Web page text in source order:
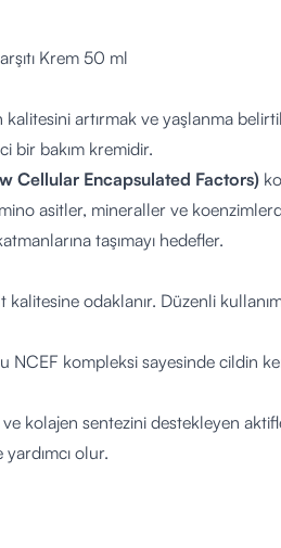
Krem 50 ml
artırmak ve yaşlanma
bir bakım kremidir.
Cellular Encapsulated Factors)
asitler, mineraller ve
taşımayı hedefler.
odaklanır. Düzenli
NCEF kompleksi sayesinde cildin
kolajen sentezini destekleyen
olur.